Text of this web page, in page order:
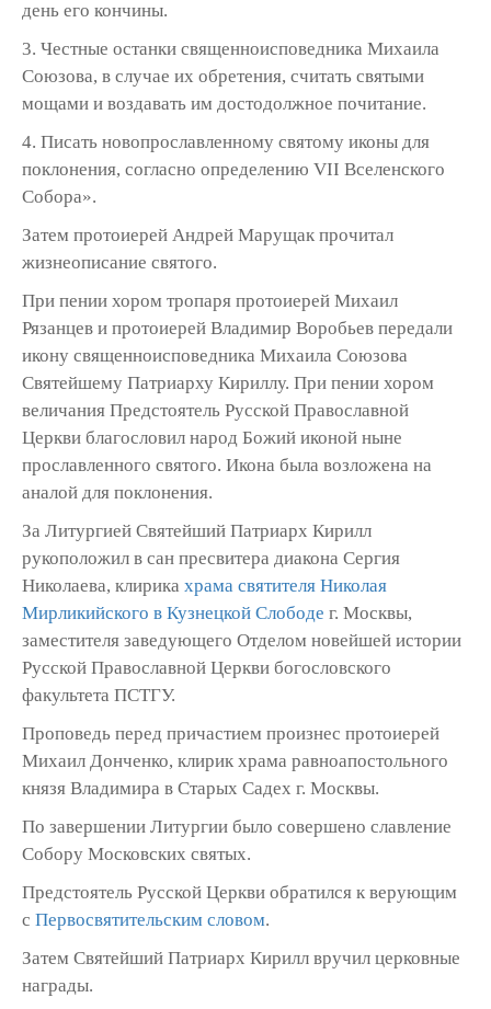
день его кончины.
3. Честные останки священноисповедника Михаила
Союзова, в случае их обретения, считать святыми
мощами и воздавать им достодолжное почитание.
4. Писать новопрославленному святому иконы для
поклонения, согласно определению VII Вселенского
Собора».
Затем протоиерей Андрей Марущак прочитал
жизнеописание святого.
При пении хором тропаря протоиерей Михаил
Рязанцев и протоиерей Владимир Воробьев передали
икону священноисповедника Михаила Союзова
Святейшему Патриарху Кириллу. При пении хором
величания Предстоятель Русской Православной
Церкви благословил народ Божий иконой ныне
прославленного святого. Икона была возложена на
аналой для поклонения.
За Литургией Святейший Патриарх Кирилл
рукоположил в сан пресвитера диакона Сергия
Николаева, клирика храма святителя Николая
Мирликийского в Кузнецкой Слободе г. Москвы,
заместителя заведующего Отделом новейшей истории
Русской Православной Церкви богословского
факультета ПСТГУ.
Проповедь перед причастием произнес протоиерей
Михаил Донченко, клирик храма равноапостольного
князя Владимира в Старых Садех г. Москвы.
По завершении Литургии было совершено славление
Собору Московских святых.
Предстоятель Русской Церкви обратился к верующим
с Первосвятительским словом.
Затем Святейший Патриарх Кирилл вручил церковные
награды.